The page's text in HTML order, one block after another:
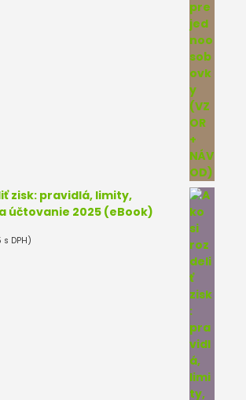
zisk: pravidlá, limity,
účtovanie 2025 (eBook)
s DPH)